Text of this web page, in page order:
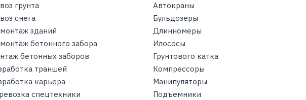
грунта
снега
зданий
бетонного забора
бетонных заборов
траншей
карьера
спецтехники
Автокраны
Бульдозеры
Длинномеры
Илососы
Грунтового катка
Компрессоры
Манипуляторы
Подъемники